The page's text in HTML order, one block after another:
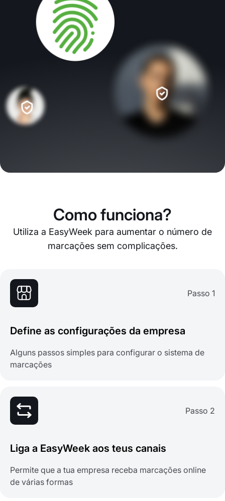
Como funciona?
Utiliza a EasyWeek para aumentar o número de
marcações sem complicações.
Passo 1
Define as configurações da empresa
Alguns passos simples para configurar o sistema de
marcações
Passo 2
Liga a EasyWeek aos teus canais
Permite que a tua empresa receba marcações online
de várias formas